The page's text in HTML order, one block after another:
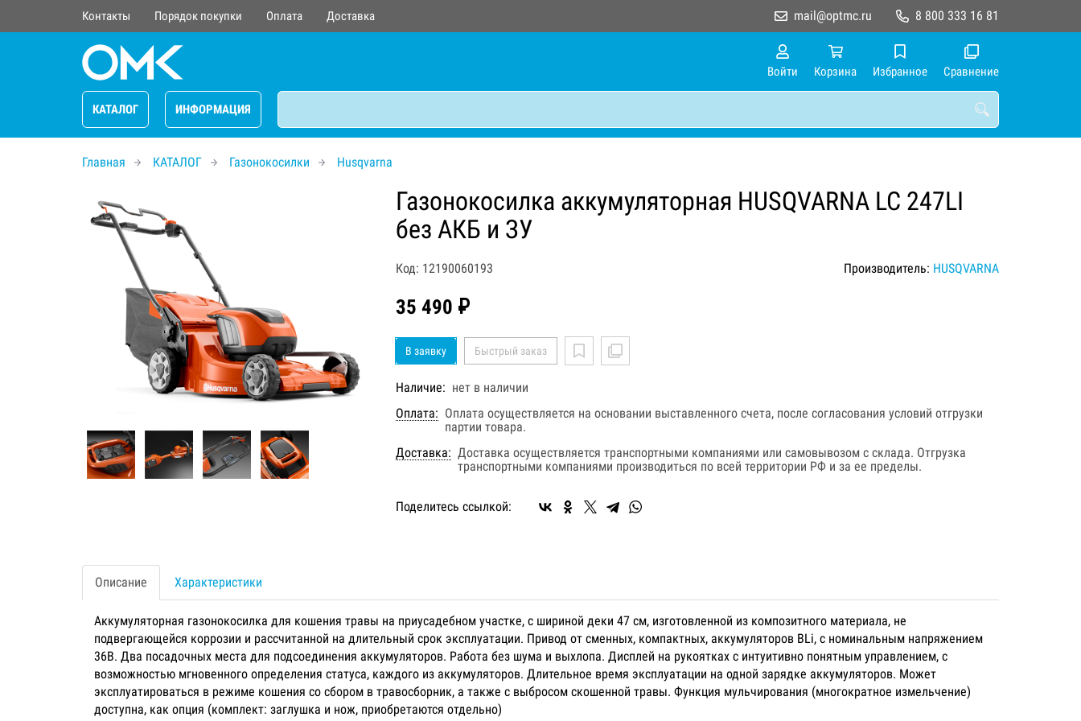
Контакты Порядок покупки Оплата Доставка 8 800 333 16 81
mail@optmc.ru
Войти Корзина Избранное Сравнение
КАТАЛОГ ИНФОРМАЦИЯ
Главная КАТАЛОГ Газонокосилки Husqvarna
Газонокосилка аккумуляторная HUSQVARNA LC 247LI
без АКБ и ЗУ
Код: 12190060193 Производитель: HUSQVARNA
35 490 ₽
В заявку Быстрый заказ
Наличие: нет в наличии
Оплата: Оплата осуществляется на основании выставленного счета, после согласования условий отгрузки
партии товара.
Доставка: Доставка осуществляется транспортными компаниями или самовывозом с склада. Отгрузка
транспортными компаниями производиться по всей территории РФ и за ее пределы.
Поделитесь ссылкой:
Описание Характеристики
Аккумуляторная газонокосилка для кошения травы на приусадебном участке, с шириной деки 47 см, изготовленной из композитного материала, не
подвергающейся коррозии и рассчитанной на длительный срок эксплуатации. Привод от сменных, компактных, аккумуляторов BLi, с номинальным напряжением
36В. Два посадочных места для подсоединения аккумуляторов. Работа без шума и выхлопа. Дисплей на рукоятках с интуитивно понятным управлением, с
возможностью мгновенного определения статуса, каждого из аккумуляторов. Длительное время эксплуатации на одной зарядке аккумуляторов. Может
эксплуатироваться в режиме кошения со сбором в травосборник, а также с выбросом скошенной травы. Функция мульчирования (многократное измельчение)
доступна, как опция (комплект: заглушка и нож, приобретаются отдельно)